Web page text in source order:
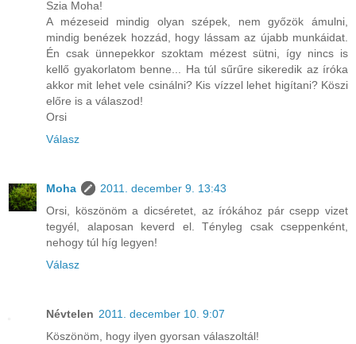
Szia Moha!
A mézeseid mindig olyan szépek, nem győzök ámulni,
mindig benézek hozzád, hogy lássam az újabb munkáidat.
Én csak ünnepekkor szoktam mézest sütni, így nincs is
kellő gyakorlatom benne... Ha túl sűrűre sikeredik az íróka
akkor mit lehet vele csinálni? Kis vízzel lehet higítani? Köszi
előre is a válaszod!
Orsi
Válasz
Moha
2011. december 9. 13:43
Orsi, köszönöm a dicséretet, az írókához pár csepp vizet
tegyél, alaposan keverd el. Tényleg csak cseppenként,
nehogy túl híg legyen!
Válasz
Névtelen 2011. december 10. 9:07
Köszönöm, hogy ilyen gyorsan válaszoltál!